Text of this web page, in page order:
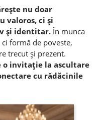
nu doar
valoros, ci şi
şi identitar.În munca
formă de poveste,
trecut şi prezent.
o invitaţie la ascultare
cu rădăcinile